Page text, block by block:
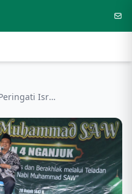
MIN 4 Nganjuk Peringati Isra Mikraj Nabi Muhammad SAW 1447 H